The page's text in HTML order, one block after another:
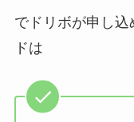
でドリボが申し
ドは